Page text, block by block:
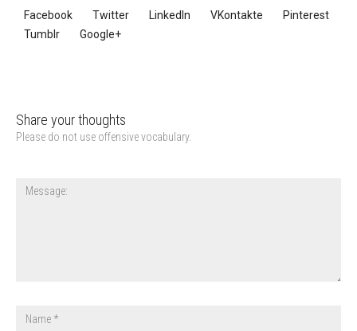
Facebook Twitter LinkedIn VKontakte
Pinterest
Tumblr
Google+
Share your thoughts
Please do not use offensive vocabulary.